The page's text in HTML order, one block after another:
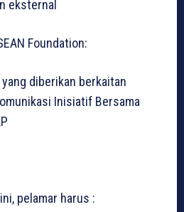
eksternal
Foundation:
diberikan berkaitan
Inisiatif Bersama
pelamar harus :